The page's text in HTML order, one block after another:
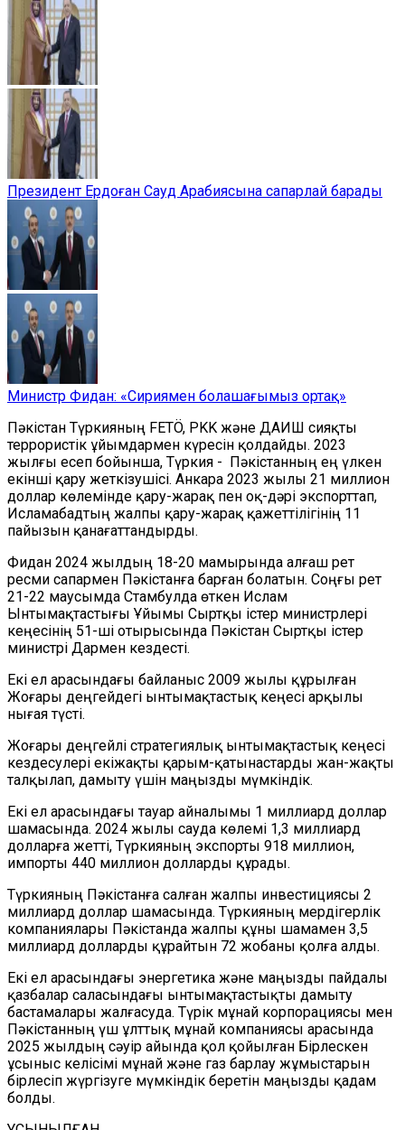
Президент Ердоған Сауд Арабиясына сапарлай барады
Министр Фидан: «Сириямен болашағымыз ортақ»
Пәкістан Түркияның FETÖ, PKK және ДАИШ сияқты
террористік ұйымдармен күресін қолдайды. 2023
жылғы есеп бойынша, Түркия - Пәкістанның ең үлкен
екінші қару жеткізушісі. Анкара 2023 жылы 21 миллион
доллар көлемінде қару-жарақ пен оқ-дәрі экспорттап,
Исламабадтың жалпы қару-жарақ қажеттілігінің 11
пайызын қанағаттандырды.
Фидан 2024 жылдың 18-20 мамырында алғаш рет
ресми сапармен Пәкістанға барған болатын. Соңғы рет
21-22 маусымда Стамбулда өткен Ислам
Ынтымақтастығы Ұйымы Сыртқы істер министрлері
кеңесінің 51-ші отырысында Пәкістан Сыртқы істер
министрі Дармен кездесті.
Екі ел арасындағы байланыс 2009 жылы құрылған
Жоғары деңгейдегі ынтымақтастық кеңесі арқылы
нығая түсті.
Жоғары деңгейлі стратегиялық ынтымақтастық кеңесі
кездесулері екіжақты қарым-қатынастарды жан-жақты
талқылап, дамыту үшін маңызды мүмкіндік.
Екі ел арасындағы тауар айналымы 1 миллиард доллар
шамасында. 2024 жылы сауда көлемі 1,3 миллиард
долларға жетті, Түркияның экспорты 918 миллион,
импорты 440 миллион долларды құрады.
Түркияның Пәкістанға салған жалпы инвестициясы 2
миллиард доллар шамасында. Түркияның мердігерлік
компаниялары Пәкістанда жалпы құны шамамен 3,5
миллиард долларды құрайтын 72 жобаны қолға алды.
Екі ел арасындағы энергетика және маңызды пайдалы
қазбалар саласындағы ынтымақтастықты дамыту
бастамалары жалғасуда. Түрік мұнай корпорациясы мен
Пәкістанның үш ұлттық мұнай компаниясы арасында
2025 жылдың сәуір айында қол қойылған Бірлескен
ұсыныс келісімі мұнай және газ барлау жұмыстарын
бірлесіп жүргізуге мүмкіндік беретін маңызды қадам
болды.